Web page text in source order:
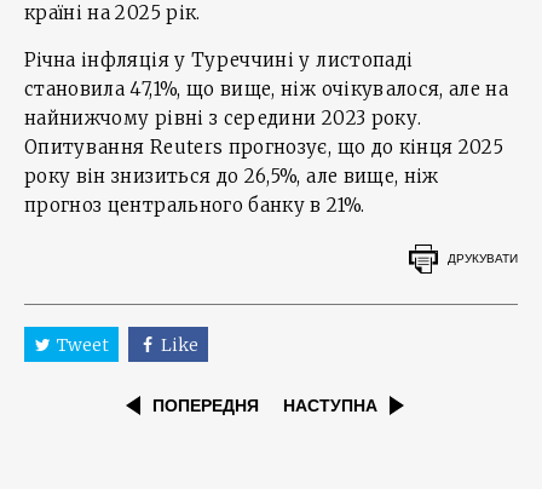
країні на 2025 рік.
Річна інфляція у Туреччині у листопаді
становила 47,1%, що вище, ніж очікувалося, але на
найнижчому рівні з середини 2023 року.
Опитування Reuters прогнозує, що до кінця 2025
року він знизиться до 26,5%, але вище, ніж
прогноз центрального банку в 21%.
ДРУКУВАТИ
Tweet Like
ПОПЕРЕДНЯ НАСТУПНА